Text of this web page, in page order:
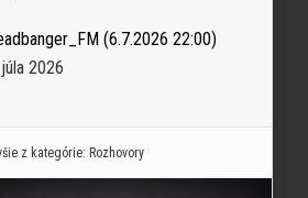
(6.7.2026 22:00)
2026
z kategórie: Rozhovory